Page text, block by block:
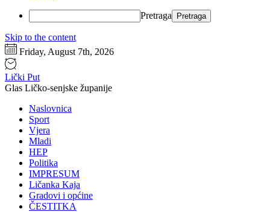
Pretraga
Skip to the content
Friday, August 7th, 2026
Lički Put
Glas Ličko-senjske županije
Naslovnica
Sport
Vjera
Mladi
HEP
Politika
IMPRESUM
Ličanka Kaja
Gradovi i općine
ČESTITKA